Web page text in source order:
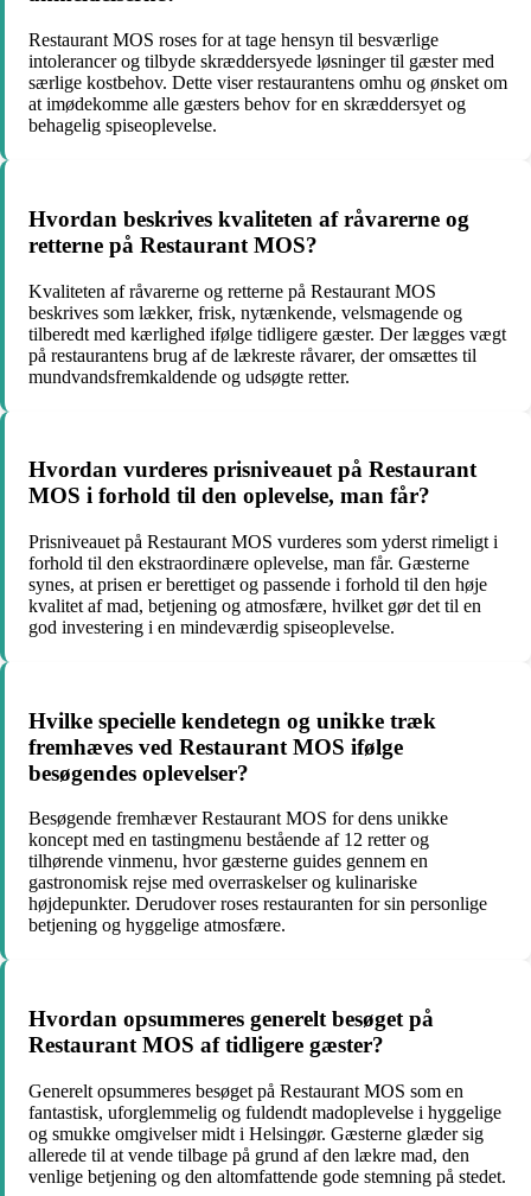
Restaurant MOS roses for at tage hensyn til besværlige
intolerancer og tilbyde skræddersyede løsninger til gæster med
særlige kostbehov. Dette viser restaurantens omhu og ønsket om
at imødekomme alle gæsters behov for en skræddersyet og
behagelig spiseoplevelse.
Hvordan beskrives kvaliteten af råvarerne og
retterne på Restaurant MOS?
Kvaliteten af råvarerne og retterne på Restaurant MOS
beskrives som lækker, frisk, nytænkende, velsmagende og
tilberedt med kærlighed ifølge tidligere gæster. Der lægges vægt
på restaurantens brug af de lækreste råvarer, der omsættes til
mundvandsfremkaldende og udsøgte retter.
Hvordan vurderes prisniveauet på Restaurant
MOS i forhold til den oplevelse, man får?
Prisniveauet på Restaurant MOS vurderes som yderst rimeligt i
forhold til den ekstraordinære oplevelse, man får. Gæsterne
synes, at prisen er berettiget og passende i forhold til den høje
kvalitet af mad, betjening og atmosfære, hvilket gør det til en
god investering i en mindeværdig spiseoplevelse.
Hvilke specielle kendetegn og unikke træk
fremhæves ved Restaurant MOS ifølge
besøgendes oplevelser?
Besøgende fremhæver Restaurant MOS for dens unikke
koncept med en tastingmenu bestående af 12 retter og
tilhørende vinmenu, hvor gæsterne guides gennem en
gastronomisk rejse med overraskelser og kulinariske
højdepunkter. Derudover roses restauranten for sin personlige
betjening og hyggelige atmosfære.
Hvordan opsummeres generelt besøget på
Restaurant MOS af tidligere gæster?
Generelt opsummeres besøget på Restaurant MOS som en
fantastisk, uforglemmelig og fuldendt madoplevelse i hyggelige
og smukke omgivelser midt i Helsingør. Gæsterne glæder sig
allerede til at vende tilbage på grund af den lækre mad, den
venlige betjening og den altomfattende gode stemning på stedet.